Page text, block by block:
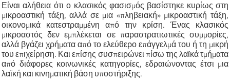
Είναι αλήθεια ότι ο κλασικός φασισμός βασίστηκε κυρίως στη
μικροαστική τάξη, αλλά σε μια «πληβειακή» μικροαστική τάξη,
οικονομικά κατεστραμμένη από την κρίση. Ένας κλασικός
μικροαστός δεν εμπλέκεται σε παραστρατιωτικές συμμορίες,
αλλά βγάζει χρήματα από το ελεύθερο επάγγελμά του ή τη μικρή
του επιχείρηση. Και επίσης συσπειρώνει πίσω της λαϊκά τμήματα
από διάφορες κοινωνικές κατηγορίες, εδραιώνοντας έτσι μια
λαϊκή και κινηματική βάση υποστήριξης.